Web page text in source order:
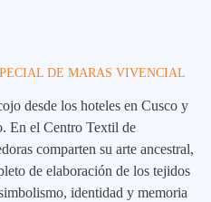
DE MARAS VIVENCIAL
desde los hoteles en Cusco y
En el Centro Textil de
comparten su arte ancestral,
de elaboración de los tejidos
identidad y memoria